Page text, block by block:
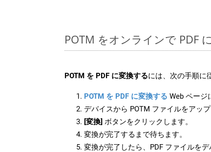
POTM をオンラインで PDF
POTM を PDF に変換するには、次の手順に
POTM を PDF に変換する Web ページ
デバイスから POTM ファイルをアップ
[変換] ボタンをクリックします。
変換が完了するまで待ちます。
変換が完了したら、PDF ファイルを